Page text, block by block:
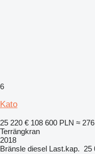
6
Kato
25 220 € 108 600 PLN ≈
Terrängkran
2018
Bränsle diesel Last.kap. 25